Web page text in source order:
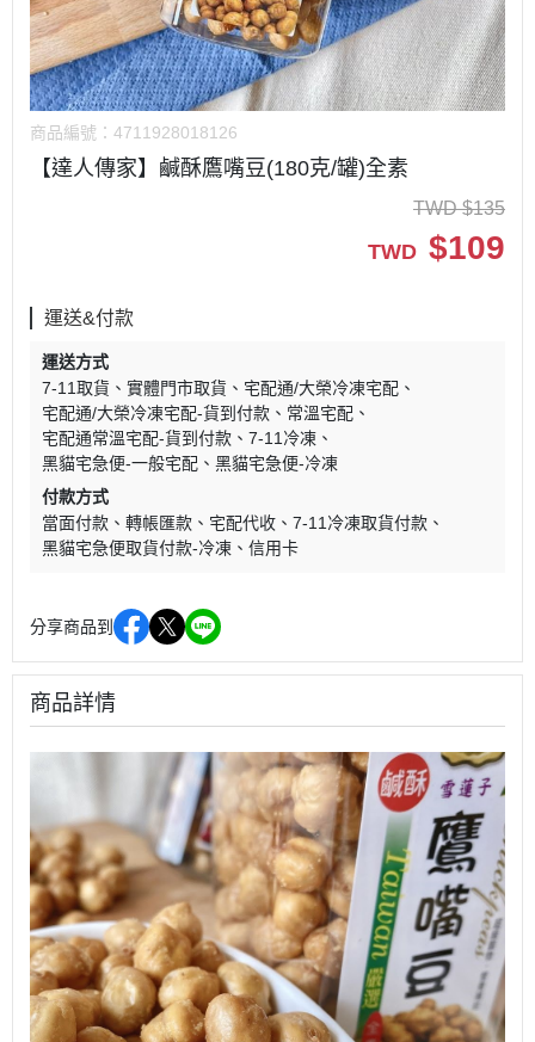
商品編號： 4711928018126
【達人傳家】鹹酥鷹嘴豆(180克/罐)全素
TWD $135
TWD $109
運送&付款
運送方式
7-11取貨
實體門市取貨
宅配通/大榮冷凍宅配
宅配通/大榮冷凍宅配-貨到付款
常溫宅配
宅配通常溫宅配-貨到付款
7-11冷凍
黑貓宅急便-一般宅配
黑貓宅急便-冷凍
付款方式
當面付款
轉帳匯款 宅配代收
7-11冷凍取貨付款
黑貓宅急便取貨付款-冷凍
信用卡
分享商品到
商品詳情